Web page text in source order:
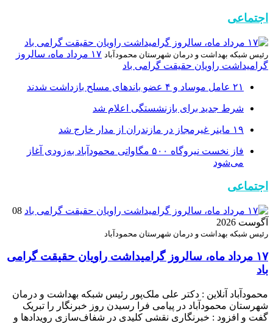
اجتماعی
رئیس شبکه بهداشت و درمان شهرستان محمودآباد
۱۷ مرداد ماه، سالروز
گرامیداشت راویان حقیقت گرامی باد
۲۱ عامل موساد و ۴ عضو باند‌های مسلح بازداشت شدند
شرط جدید برای بازنشستگی اعلام شد
۱۹ ماینر غیرمجاز در مازندران از مدار خارج شد
فاز نخست نیروگاه ۵۰۰ مگاواتی محمودآباد به‌زودی آغاز
می‌شود
اجتماعی
08
آگوست 2026
رئیس شبکه بهداشت و درمان شهرستان محمودآباد
۱۷ مرداد ماه، سالروز گرامیداشت راویان حقیقت گرامی
باد
محمودآباد آنلاین : دکتر علی ملک‌پور رئیس شبکه بهداشت و درمان
شهرستان محمودآباد در پیامی فرا رسیدن روز خبرنگار را تبریک
گفت و افزود : خبرنگاری نقشی کلیدی در شفاف‌سازی رویدادها و